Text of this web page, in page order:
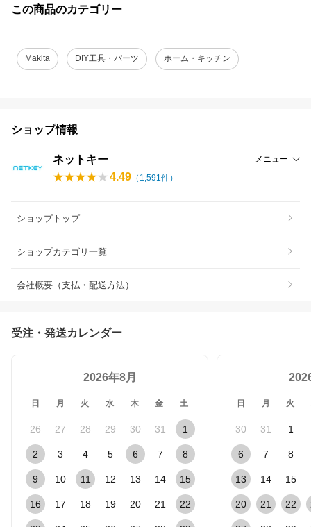
この商品のカテゴリー
Makita DIY工具・パーツ ホーム・キッチン
ショップ情報
ネットキー メニュー
4.49 （ 1,591件）
ショップトップ
ショップカテゴリ一覧
会社概要（支払・配送方法）
受注・発送カレンダー
2026年8月
日 月 火 水 木 金 土
26 27 28 29 30 31 1
2 3 4 5 6 7 8
9 10 11 12 13 14 15
16 17 18 19 20 21 22
日 月 火
30 31 1
6 7 8
13 14 15
20 21 22